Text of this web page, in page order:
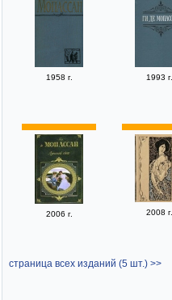
1958 г. 1993 г.
2006 г. 2008 г.
страница всех изданий (5 шт.) >>